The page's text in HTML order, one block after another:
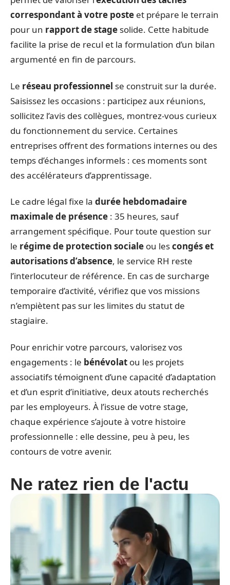
correspondant à votre poste et prépare le terrain
pour un rapport de stage solide. Cette habitude
facilite la prise de recul et la formulation d’un bilan
argumenté en fin de parcours.
Le réseau professionnel se construit sur la durée.
Saisissez les occasions : participez aux réunions,
sollicitez l’avis des collègues, montrez-vous curieux
du fonctionnement du service. Certaines
entreprises offrent des formations internes ou des
temps d’échanges informels : ces moments sont
des accélérateurs d’apprentissage.
Le cadre légal fixe la durée hebdomadaire
maximale de présence : 35 heures, sauf
arrangement spécifique. Pour toute question sur
le régime de protection sociale ou lescongés et
autorisations d’absence, le service RH reste
l’interlocuteur de référence. En cas de surcharge
temporaire d’activité, vérifiez que vos missions
n’empiètent pas sur les limites du statut de
stagiaire.
Pour enrichir votre parcours, valorisez vos
engagements : le bénévolat ou les projets
associatifs témoignent d’une capacité d’adaptation
et d’un esprit d’initiative, deux atouts recherchés
par les employeurs. À l’issue de votre stage,
chaque expérience s’ajoute à votre histoire
professionnelle : elle dessine, peu à peu, les
contours de votre avenir.
Ne ratez rien de l'actu